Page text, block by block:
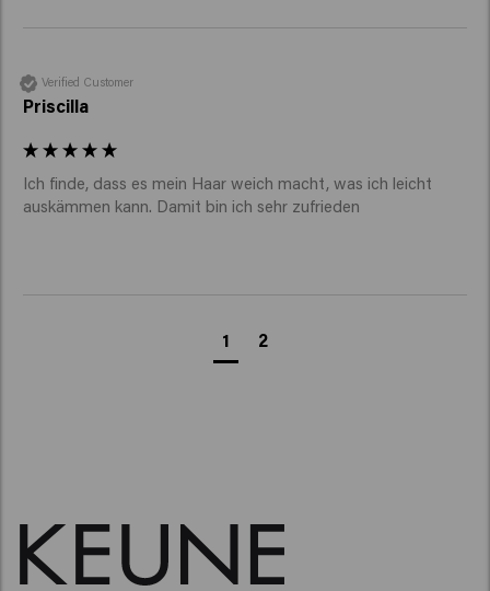
Verified Customer
Priscilla
Ich finde, dass es mein Haar weich macht, was ich leicht
auskämmen kann. Damit bin ich sehr zufrieden
1 2